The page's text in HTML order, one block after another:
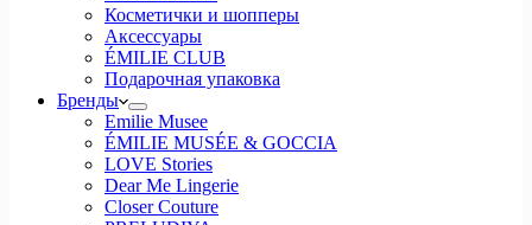
Косметички и шопперы
Аксессуары
ÉMILIE CLUB
Подарочная упаковка
Бренды
Emilie Musee
ÉMILIE MUSÉE & GOCCIA
LOVE Stories
Dear Me Lingerie
Closer Couture